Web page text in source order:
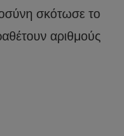
σκότωσε το
αριθμούς